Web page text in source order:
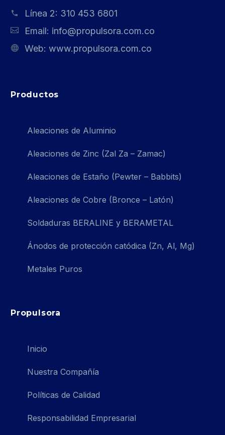
Línea 2: 310 453 6801
Email: info@propulsora.com.co
Web: www.propulsora.com.co
Productos
Aleaciones de Aluminio
Aleaciones de Zinc (Zal Za – Zamac)
Aleaciones de Estaño (Pewter – Babbits)
Aleaciones de Cobre (Bronce – Latón)
Soldaduras BERALINE y BERAMETAL
Ánodos de protección catódica (Zn, Al, Mg)
Metales Puros
Propulsora
Inicio
Nuestra Compañía
Políticas de Calidad
Responsabilidad Empresarial